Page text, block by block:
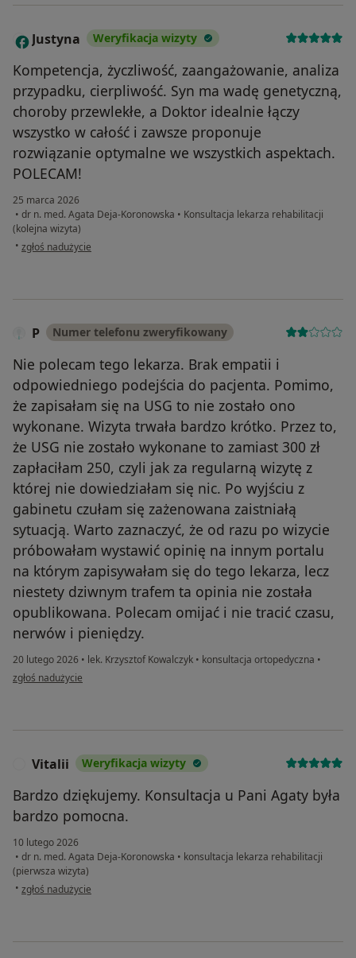
poprzez wpływanie na ruch czaszkowo-krzyżowy,
można pomóc w redukcji stresu, bólu i napięć w ciele,
a także poprawić funkcjonowanie narządów i układów
wewnętrznych.
J Justyna Weryfikacja wizyty
Kompetencja, życzliwość, zaangażowanie, analiza
przypadku, cierpliwość. Syn ma wadę genetyczną,
choroby przewlekłe, a Doktor idealnie łączy
wszystko w całość i zawsze proponuje
rozwiązanie optymalne we wszystkich aspektach.
POLECAM!
25 marca 2026
• dr n. med. Agata Deja-Koronowska • Konsultacja lekarza rehabilitacji
(kolejna wizyta)
• w opinii użytkownika Justyna
zgłoś nadużycie
P Numer telefonu zweryfikowany
Nie polecam tego lekarza. Brak empatii i
odpowiedniego podejścia do pacjenta. Pomimo,
że zapisałam się na USG to nie zostało ono
wykonane. Wizyta trwała bardzo krótko. Przez to,
że USG nie zostało wykonane to zamiast 300 zł
zapłaciłam 250, czyli jak za regularną wizytę z
której nie dowiedziałam się nic. Po wyjściu z
gabinetu czułam się zażenowana zaistniałą
sytuacją. Warto zaznaczyć, że od razu po wizycie
próbowałam wystawić opinię na innym portalu
na którym zapisywałam się do tego lekarza, lecz
niestety dziwnym trafem ta opinia nie została
opublikowana. Polecam omijać i nie tracić czasu,
nerwów i pieniędzy.
20 lutego 2026 • lek. Krzysztof Kowalczyk • konsultacja ortopedyczna •
w opinii użytkownika P
zgłoś nadużycie
Vitalii Weryfikacja wizyty
Bardzo dziękujemy. Konsultacja u Pani Agaty była
bardzo pomocna.
10 lutego 2026
• dr n. med. Agata Deja-Koronowska • konsultacja lekarza rehabilitacji
(pierwsza wizyta)
• w opinii użytkownika Vitalii
zgłoś nadużycie